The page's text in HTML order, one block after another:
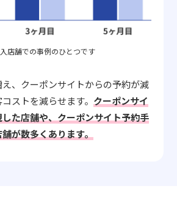
店舗での事例のひとつです
、クーポンサイトからの予約が減
ストを減らせます。クーポンサイ
た店舗や、クーポンサイト予約手
が数多くあります。